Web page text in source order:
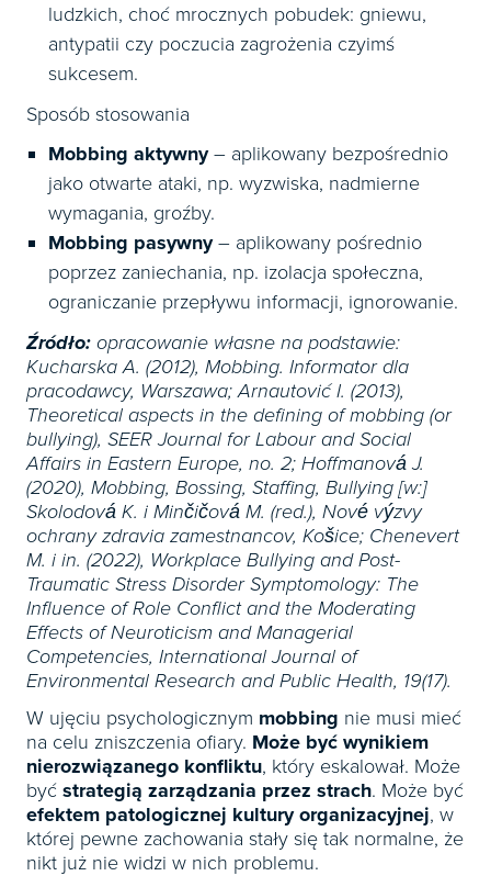
ludzkich, choć mrocznych pobudek: gniewu,
antypatii czy poczucia zagrożenia czyimś
sukcesem.
Sposób stosowania
Mobbing aktywny– aplikowany bezpośrednio
jako otwarte ataki, np. wyzwiska, nadmierne
wymagania, groźby.
Mobbing pasywny– aplikowany pośrednio
poprzez zaniechania, np. izolacja społeczna,
ograniczanie przepływu informacji, ignorowanie.
Źródło: opracowanie własne na podstawie:
Kucharska A. (2012), Mobbing. Informator dla
pracodawcy, Warszawa; Arnautović I. (2013),
Theoretical aspects in the defining of mobbing (or
bullying), SEER Journal for Labour and Social
Affairs in Eastern Europe, no. 2; Hoffmanová J.
(2020), Mobbing, Bossing, Staffing, Bullying [w:]
Skolodová K. i Minčičová M. (red.), Nové výzvy
ochrany zdravia zamestnancov, Košice; Chenevert
M. i in. (2022), Workplace Bullying and Post-
Traumatic Stress Disorder Symptomology: The
Influence of Role Conflict and the Moderating
Effects of Neuroticism and Managerial
Competencies, International Journal of
Environmental Research and Public Health, 19(17).
W ujęciu psychologicznym mobbing nie musi mieć
na celu zniszczenia ofiary. Może być wynikiem
nierozwiązanego konfliktu, który eskalował. Może
być strategią zarządzania przez strach. Może być
efektem patologicznej kultury organizacyjnej, w
której pewne zachowania stały się tak normalne, że
nikt już nie widzi w nich problemu.